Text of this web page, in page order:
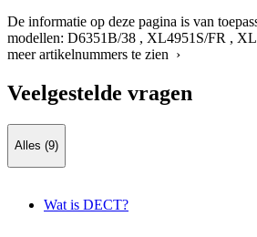
De informatie op deze pagina is van
modellen: D6351B/38 , XL4951S/FR ,
meer artikelnummers te zien ›
Veelgestelde vragen
Alles (9)
Wat is DECT?